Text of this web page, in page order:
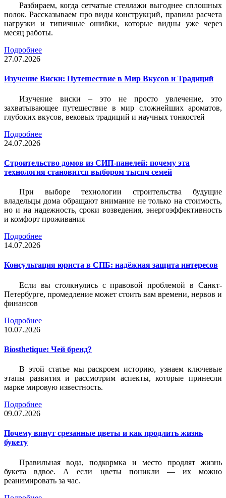
Разбираем, когда сетчатые стеллажи выгоднее сплошных
полок. Рассказываем про виды конструкций, правила расчета
нагрузки и типичные ошибки, которые видны уже через
месяц работы.
Подробнее
27.07.2026
Изучение Виски: Путешествие в Мир Вкусов и Традиций
Изучение виски – это не просто увлечение, это
захватывающее путешествие в мир сложнейших ароматов,
глубоких вкусов, вековых традиций и научных тонкостей
Подробнее
24.07.2026
Строительство домов из СИП-панелей: почему эта
технология становится выбором тысяч семей
При выборе технологии строительства будущие
владельцы дома обращают внимание не только на стоимость,
но и на надежность, сроки возведения, энергоэффективность
и комфорт проживания
Подробнее
14.07.2026
Консультация юриста в СПБ: надёжная защита интересов
Если вы столкнулись с правовой проблемой в Санкт-
Петербурге, промедление может стоить вам времени, нервов и
финансов
Подробнее
10.07.2026
Biosthetique: Чей бренд?
В этой статье мы раскроем историю, узнаем ключевые
этапы развития и рассмотрим аспекты, которые принесли
марке мировую известность.
Подробнее
09.07.2026
Почему вянут срезанные цветы и как продлить жизнь
букету
Правильная вода, подкормка и место продлят жизнь
букета вдвое. А если цветы поникли — их можно
реанимировать за час.